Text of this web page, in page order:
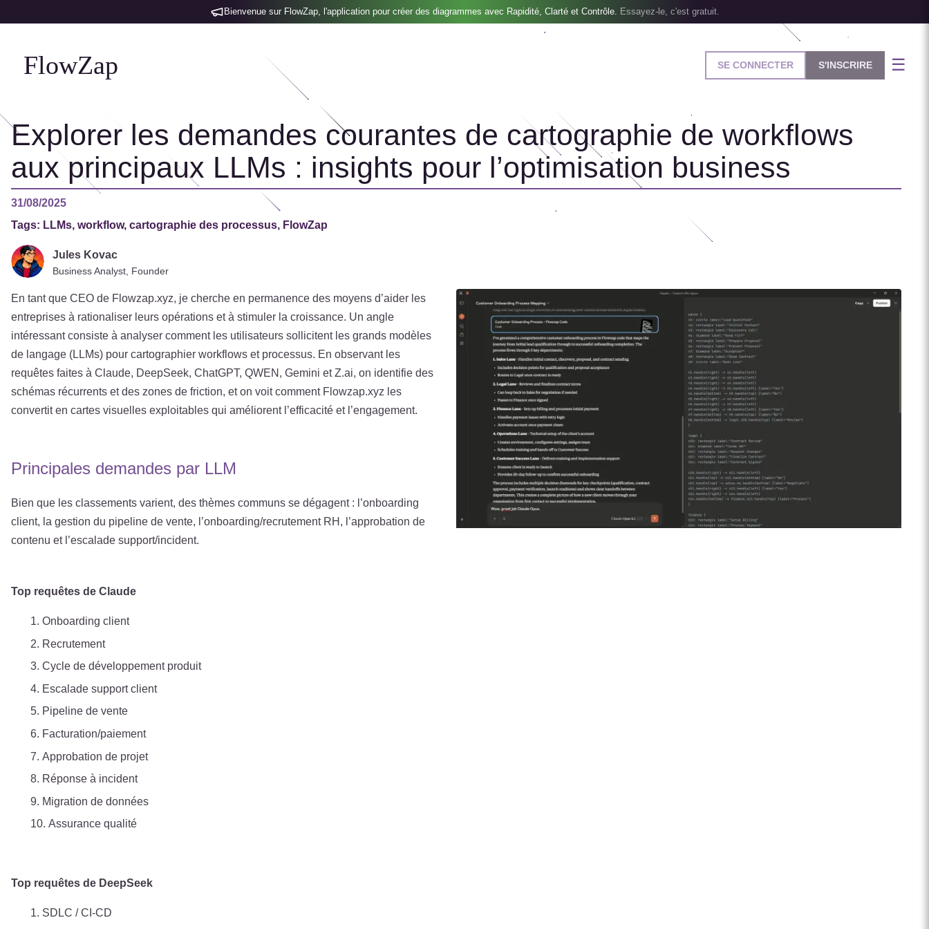
Bienvenue sur FlowZap, l'application pour créer des diagrammes avec Rapidité, Clarté et Contrôle. Essayez-le, c'est gratuit.
FlowZap SE CONNECTER S'INSCRIRE ☰
Explorer les demandes courantes de cartographie de workflows
aux principaux LLMs : insights pour l’optimisation business
31/08/2025
Tags: LLMs, workflow, cartographie des processus, FlowZap
Jules Kovac
Business Analyst, Founder
En tant que CEO de Flowzap.xyz, je cherche en permanence des moyens d’aider les
entreprises à rationaliser leurs opérations et à stimuler la croissance. Un angle
intéressant consiste à analyser comment les utilisateurs sollicitent les grands modèles
de langage (LLMs) pour cartographier workflows et processus. En observant les
requêtes faites à Claude, DeepSeek, ChatGPT, QWEN, Gemini et Z.ai, on identifie des
schémas récurrents et des zones de friction, et on voit comment Flowzap.xyz les
convertit en cartes visuelles exploitables qui améliorent l’efficacité et l’engagement.
Principales demandes par LLM
Bien que les classements varient, des thèmes communs se dégagent : l’onboarding
client, la gestion du pipeline de vente, l’onboarding/recrutement RH, l’approbation de
contenu et l’escalade support/incident.
Top requêtes de Claude
Onboarding client
Recrutement
Cycle de développement produit
Escalade support client
Pipeline de vente
Facturation/paiement
Approbation de projet
Réponse à incident
Migration de données
Assurance qualité
Top requêtes de DeepSeek
SDLC / CI‑CD